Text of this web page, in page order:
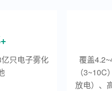
只电子雾化
覆盖
（
放电）、